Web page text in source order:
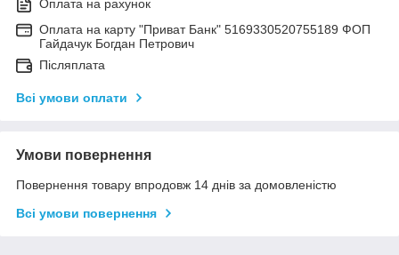
Оплата на рахунок
Оплата на карту "Приват Банк" 5169330520755189 ФОП
Гайдачук Богдан Петрович
Післяплата
Всі умови оплати
Умови повернення
Повернення товару впродовж 14 днів за домовленістю
Всі умови повернення